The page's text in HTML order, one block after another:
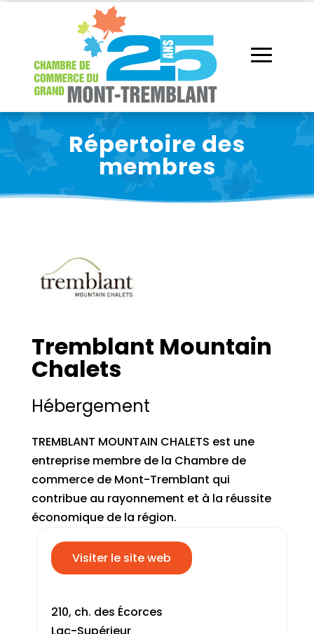
Répertoire des
membres
Tremblant Mountain
Chalets
Hébergement
TREMBLANT MOUNTAIN CHALETS est une
entreprise membre de la Chambre de
commerce de Mont-Tremblant qui
contribue au rayonnement et à la réussite
économique de la région.
Visiter le site web
210, ch. des Écorces